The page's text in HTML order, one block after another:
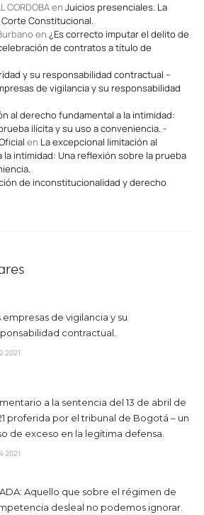
CORDOBAen Juicios presenciales. La
Constitucional.
en ¿Es correcto imputar el delito de
de contratos a título de
y su responsabilidad contractual –
de vigilancia y su responsabilidad
al derecho fundamental a la intimidad:
ilícita y su uso a conveniencia. -
en La excepcional limitación al
intimidad: Una reflexión sobre la prueba
de inconstitucionalidad y derecho
empresas de vigilancia y su
contractual.
2021
a la sentencia del 13 de abril de
proferida por el tribunal de Bogotá – un
de exceso en la legítima defensa.
2021
Aquello que sobre el régimen de
desleal no podemos ignorar.